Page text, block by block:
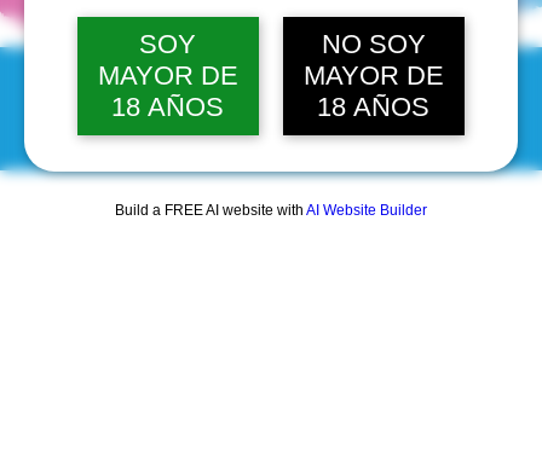
SOY
MAYOR DE
18 AÑOS
NO SOY
MAYOR DE
18 AÑOS
Build a FREE AI website with AI Website Builder
© 2025 by Scantastic.